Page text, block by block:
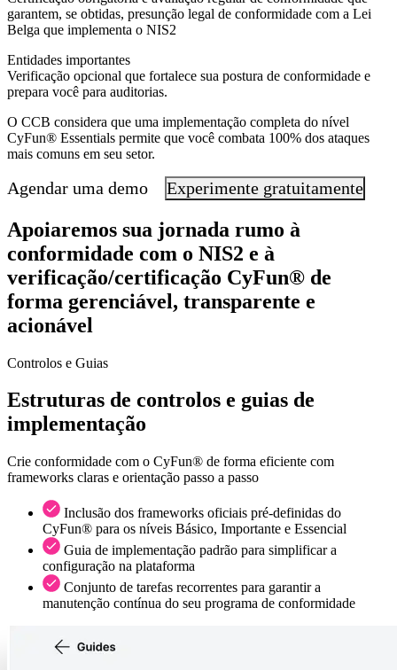
garantem, se obtidas, presunção legal de conformidade com a Lei
Belga que implementa o NIS2
Entidades importantes
Verificação opcional que fortalece sua postura de conformidade e
prepara você para auditorias.
O CCB considera que uma implementação completa do nível
CyFun® Essentials permite que você combata 100% dos ataques
mais comuns em seu setor.
Agendar uma demo Experimente gratuitamente
Apoiaremos sua jornada rumo à
conformidade com o NIS2 e à
verificação/certificação CyFun® de
forma gerenciável, transparente e
acionável
Controlos e Guias
Estruturas de controlos e guias de
implementação
Crie conformidade com o CyFun® de forma eficiente com
frameworks claras e orientação passo a passo
Inclusão dos frameworks oficiais pré-definidas do
CyFun® para os níveis Básico, Importante e Essencial
Guia de implementação padrão para simplificar a
configuração na plataforma
Conjunto de tarefas recorrentes para garantir a
manutenção contínua do seu programa de conformidade